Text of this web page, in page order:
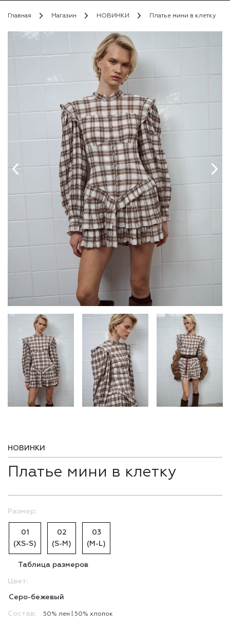
Главная Магазин НОВИНКИ Платье мини в клетку
НОВИНКИ
Платье мини в клетку
Размер:
01
(XS-S)
02
(S-M)
03
(M-L)
Таблица размеров
Цвет:
Серо-бежевый
Состав: 50% лен | 50% хлопоĸ